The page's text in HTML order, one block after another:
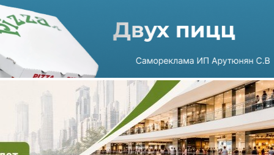
Санкт-Петербурга достигла
12%
08.06.2023 г. в 16:33
1 мин
По данным консалтинговой компании NF Group, доля
свободных площадей в ключевых торговых центрах северной
столицы в июне 2023 года снизилась на 0,6 п. п. и достигла
12%. Аналитики компании считают, что вакантность в
данных ТЦ к концу нынешнего года составит 4% и ниже.